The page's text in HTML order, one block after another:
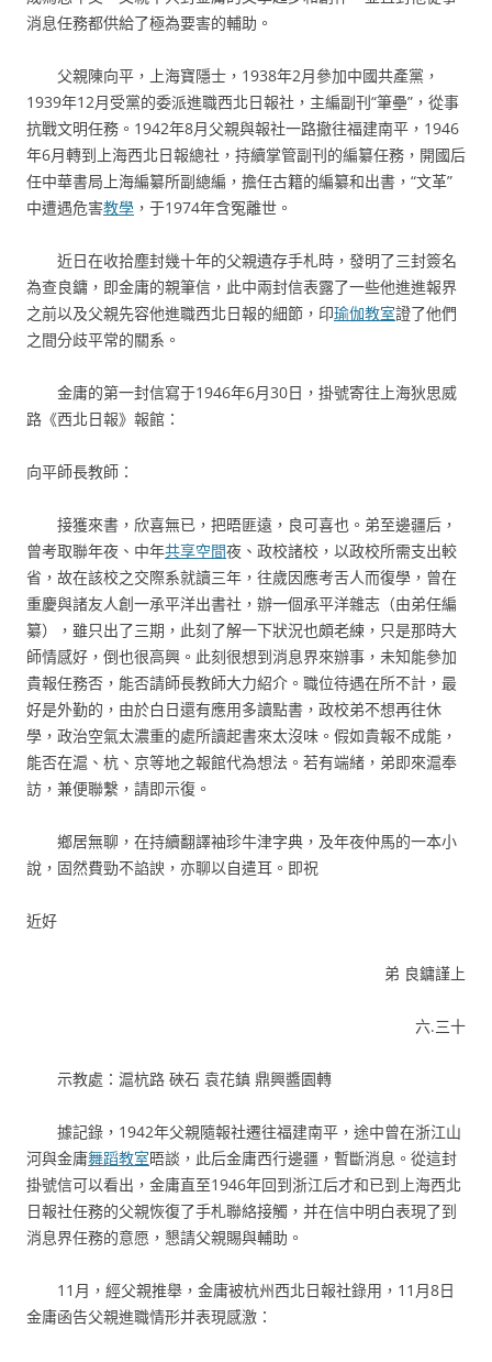
消息任務都供給了極為要害的輔助。
父親陳向平，上海寶隱士，1938年2月參加中國共產黨，
1939年12月受黨的委派進職西北日報社，主編副刊“筆壘”，從事
抗戰文明任務。1942年8月父親與報社一路撤往福建南平，1946
年6月轉到上海西北日報總社，持續掌管副刊的編纂任務，開國后
任中華書局上海編纂所副總編，擔任古籍的編纂和出書，“文革”
中遭遇危害教學 ，于1974年含冤離世。
近日在收拾塵封幾十年的父親遺存手札時，發明了三封簽名
為查良鏞，即金庸的親筆信，此中兩封信表露了一些他進進報界
之前以及父親先容他進職西北日報的細節，印瑜伽教室證了他們
之間分歧平常的關系。
金庸的第一封信寫于1946年6月30日，掛號寄往上海狄思威
路《西北日報》報館：
向平師長教師：
接獲來書，欣喜無已，把晤匪遠，良可喜也。弟至邊疆后，
曾考取聯年夜、中年共享空間夜、政校諸校，以政校所需支出較
省，故在該校之交際系就讀三年，往歲因應考舌人而復學，曾在
重慶與諸友人創一承平洋出書社，辦一個承平洋雜志（由弟任編
纂），雖只出了三期，此刻了解一下狀況也頗老練，只是那時大
師情感好，倒也很高興。此刻很想到消息界來辦事，未知能參加
貴報任務否，能否請師長教師大力紹介。職位待遇在所不計，最
好是外勤的，由於白日還有應用多讀點書，政校弟不想再往休
學，政治空氣太濃重的處所讀起書來太沒味。假如貴報不成能，
能否在滬、杭、京等地之報館代為想法。若有端緒，弟即來滬奉
訪，兼便聯繫，請即示復。
鄉居無聊，在持續翻譯袖珍牛津字典，及年夜仲馬的一本小
說，固然費勁不諂諛，亦聊以自遣耳。即祝
近好
弟 良鏞謹上
六.三十
示教處：滬杭路 硤石 袁花鎮 鼎興醬園轉
據記錄，1942年父親隨報社遷往福建南平，途中曾在浙江山
河與金庸舞蹈教室晤談，此后金庸西行邊疆，暫斷消息。從這封
掛號信可以看出，金庸直至1946年回到浙江后才和已到上海西北
日報社任務的父親恢復了手札聯絡接觸，并在信中明白表現了到
消息界任務的意愿，懇請父親賜與輔助。
11月，經父親推舉，金庸被杭州西北日報社錄用，11月8日
金庸函告父親進職情形并表現感激：